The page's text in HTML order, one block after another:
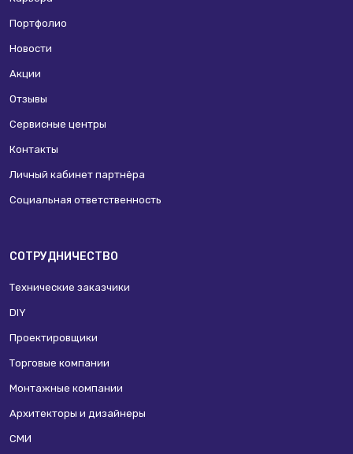
Портфолио
Новости
Акции
Отзывы
Сервисные центры
Контакты
Личный кабинет партнёра
Социальная ответственность
СОТРУДНИЧЕСТВО
Технические заказчики
DIY
Проектировщики
Торговые компании
Монтажные компании
Архитекторы и дизайнеры
СМИ